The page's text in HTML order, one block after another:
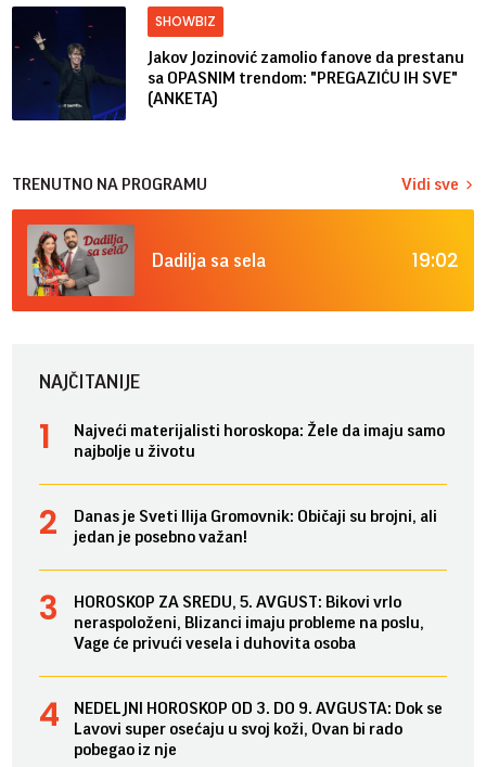
SHOWBIZ
Jakov Jozinović zamolio fanove da prestanu
sa OPASNIM trendom: "PREGAZIĆU IH SVE"
(ANKETA)
TRENUTNO NA PROGRAMU Vidi sve
Dadilja sa sela 19:02
NAJČITANIJE
Najveći materijalisti horoskopa: Žele da imaju samo
najbolje u životu
Danas je Sveti Ilija Gromovnik: Običaji su brojni, ali
jedan je posebno važan!
HOROSKOP ZA SREDU, 5. AVGUST: Bikovi vrlo
neraspoloženi, Blizanci imaju probleme na poslu,
Vage će privući vesela i duhovita osoba
NEDELJNI HOROSKOP OD 3. DO 9. AVGUSTA: Dok se
Lavovi super osećaju u svoj koži, Ovan bi rado
pobegao iz nje